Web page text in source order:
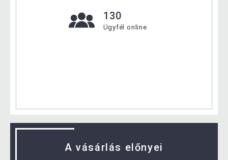
130
Ügyfél online
A vásárlás előnyei